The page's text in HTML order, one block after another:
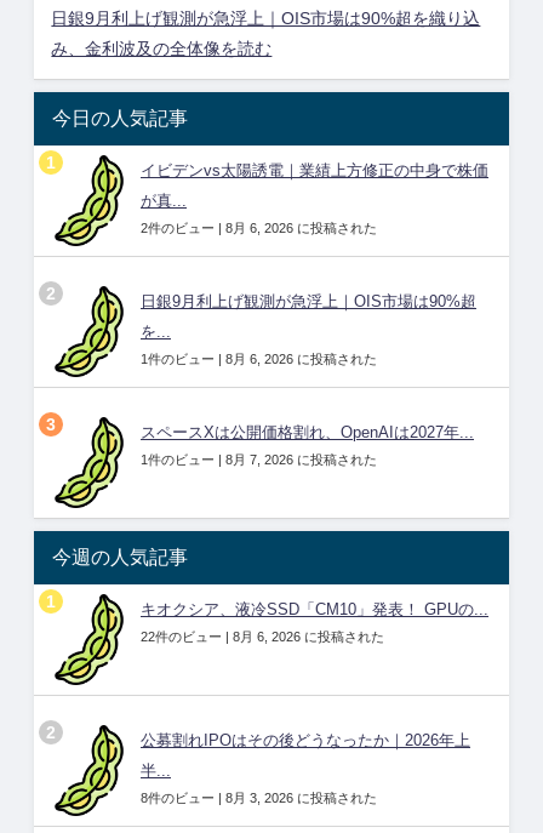
日銀9月利上げ観測が急浮上｜OIS市場は90%超を織り込
み、金利波及の全体像を読む
今日の人気記事
イビデンvs太陽誘電｜業績上方修正の中身で株価
が真...
2件のビュー | 8月 6, 2026 に投稿された
日銀9月利上げ観測が急浮上｜OIS市場は90%超
を...
1件のビュー | 8月 6, 2026 に投稿された
スペースXは公開価格割れ、OpenAIは2027年...
1件のビュー | 8月 7, 2026 に投稿された
今週の人気記事
キオクシア、液冷SSD「CM10」発表！ GPUの...
22件のビュー | 8月 6, 2026 に投稿された
公募割れIPOはその後どうなったか｜2026年上
半...
8件のビュー | 8月 3, 2026 に投稿された